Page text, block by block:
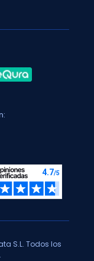
S.L. Todos los